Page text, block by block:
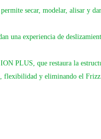
secar, modelar, alisar y
una experiencia de
PLUS, que restaura la
flexibilidad y eliminando el